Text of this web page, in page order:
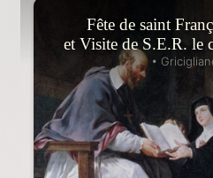
Fête de saint
et Visite de S.E.R. le
•